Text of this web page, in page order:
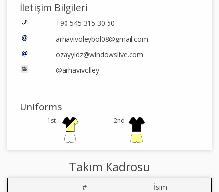
İletişim Bilgileri
+90 545 315 30 50
arhavivoleybol08@gmail.com
ozayyldz@windowslive.com
@arhavivolley
Uniforms
1st 2nd
Takım Kadrosu
# İsim